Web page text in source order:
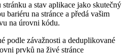
a stav aplikace jako skutečný
bariéru na stránce a předá vašim
na úrovni kódu.
podle závažnosti a deduplikované
prvků na živé stránce